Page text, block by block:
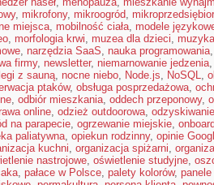
, mikrofony, mikroogród,
miejsca, mobilność ciała, modele
, morfologia krwi, muzea dla dzieci,
, narzędzia SaaS, nauka programowania,
firmy, newsletter, niemarnowanie jedzenia,
z sauną, nocne niebo, Node.js, NoSQL,
ptaków, obsługa posprzedażowa,
, odbiór mieszkania, oddech przeponowy,
online, odzież outdoorowa,
na parapecie, ogrzewanie miejskie,
paliatywna, opiekun rodzinny, opinie
kuchni, organizacja spiżarni,
nastrojowe, oświetlenie studyjne,
, pałace w Polsce, palety kolorów,